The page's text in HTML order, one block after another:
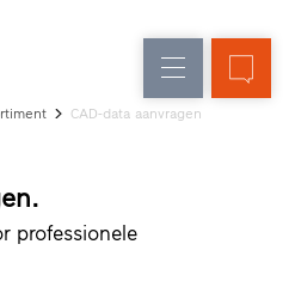
CAD-data aanvragen
professionele